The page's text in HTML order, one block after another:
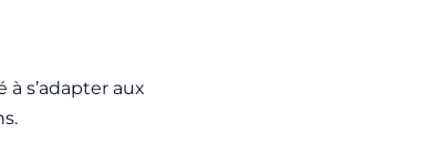
s’adapter aux